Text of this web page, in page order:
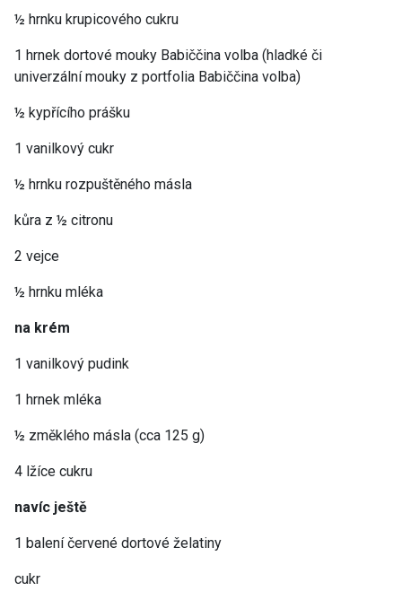
½ hrnku krupicového cukru
1 hrnek dortové mouky Babiččina volba (hladké či
univerzální mouky z portfolia Babiččina volba)
½ kypřícího prášku
1 vanilkový cukr
½ hrnku rozpuštěného másla
kůra z ½ citronu
2 vejce
½ hrnku mléka
na krém
1 vanilkový pudink
1 hrnek mléka
½ změklého másla (cca 125 g)
4 lžíce cukru
navíc ještě
1 balení červené dortové želatiny
cukr